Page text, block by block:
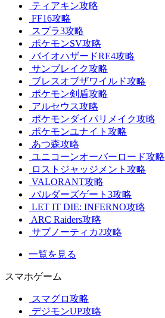
ティアキン攻略
FF16攻略
スプラ3攻略
ポケモンSV攻略
バイオハザードRE4攻略
サンブレイク攻略
ブレスオブザワイルド攻略
ポケモン剣盾攻略
アルセウス攻略
ポケモンダイパリメイク攻略
ポケモンユナイト攻略
あつ森攻略
ユニコーンオーバーロード攻略
ロストジャッジメント攻略
VALORANT攻略
バルダーズゲート3攻略
LET IT DIE: INFERNO攻略
ARC Raiders攻略
サブノーティカ2攻略
一覧を見る
スマホゲーム
スマグロ攻略
デジモンUP攻略